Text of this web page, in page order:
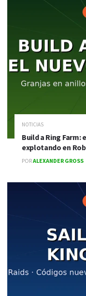
NOTICIAS
Build a Ring Farm:
explotando en
PORALEXANDER GROSS